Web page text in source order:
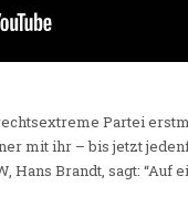
Partei
mit ihr – bis jetzt
Hans Brandt, sagt: